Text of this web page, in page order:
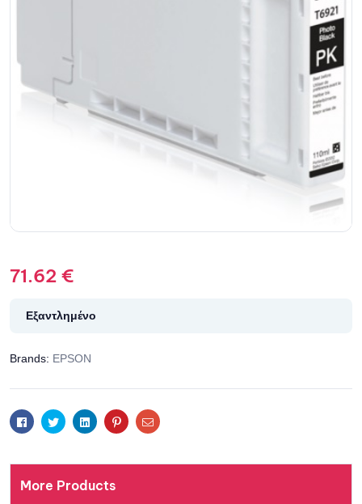
71.62 €
Εξαντλημένο
Brands: EPSON
FacebookTwitterLinkedinPinterestEmail
More Products